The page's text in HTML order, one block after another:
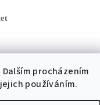
procházením
používáním.